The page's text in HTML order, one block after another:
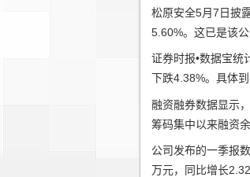
松原安全5月7日披
5.60%。这已是该
证券时报•数据宝统
下跌4.38%。具体
融资融券数据显示
筹码集中以来融资
公司发布的一季报
万元，同比增长